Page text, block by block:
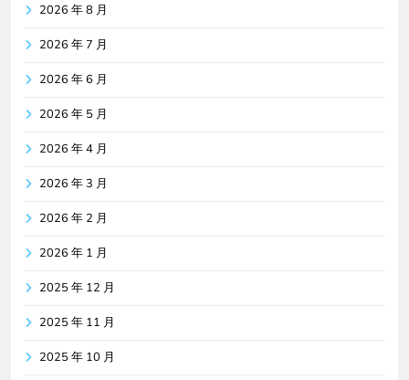
2026 年 8 月
2026 年 7 月
2026 年 6 月
2026 年 5 月
2026 年 4 月
2026 年 3 月
2026 年 2 月
2026 年 1 月
2025 年 12 月
2025 年 11 月
2025 年 10 月